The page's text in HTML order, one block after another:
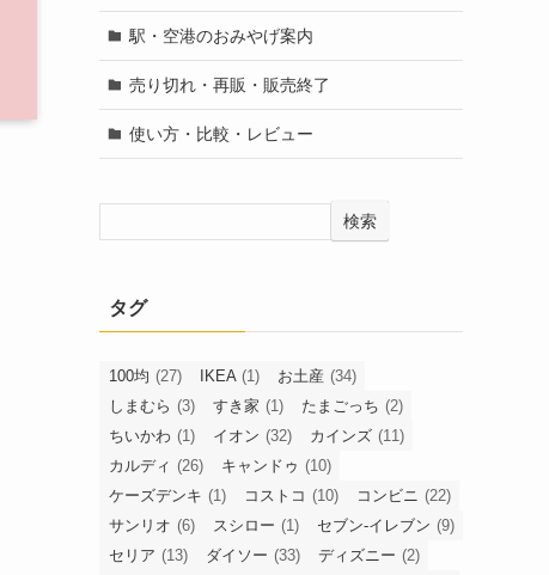
駅・空港のおみやげ案内
売り切れ・再販・販売終了
使い方・比較・レビュー
検索
タグ
100均 (27) IKEA (1) お土産 (34)
しまむら (3) すき家 (1) たまごっち (2)
ちいかわ (1) イオン (32) カインズ (11)
カルディ (26) キャンドゥ (10)
ケーズデンキ (1) コストコ (10) コンビニ (22)
サンリオ (6) スシロー (1) セブン-イレブン (9)
セリア (13) ダイソー (33) ディズニー (2)